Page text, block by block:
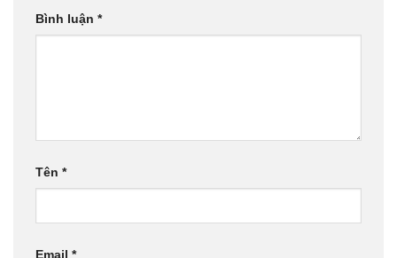
Bình luận *
Tên *
Email *